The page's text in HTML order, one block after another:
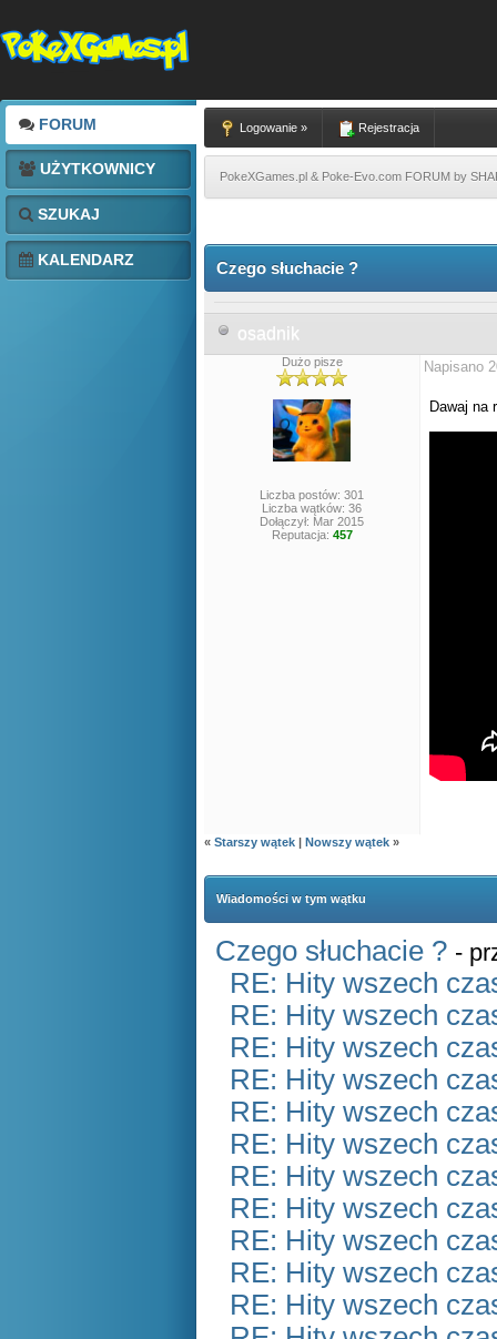
FORUM
UŻYTKOWNICY
SZUKAJ
KALENDARZ
Logowanie » Rejestracja
PokeXGames.pl & Poke-Evo.com FORUM by
Czego słuchacie ?
osadnik
Dużo pisze
Liczba postów: 301
Liczba wątków: 36
Dołączył: Mar 2015
Reputacja: 457
Napisano
Dawaj
« Starszy wątek | Nowszy wątek »
Wiadomości w tym wątku
Czego słuchacie ? -
RE: Hity wszech
RE: Hity wszech
RE: Hity wszech
RE: Hity wszech
RE: Hity wszech
RE: Hity wszech
RE: Hity wszech
RE: Hity wszech
RE: Hity wszech
RE: Hity wszech
RE: Hity wszech